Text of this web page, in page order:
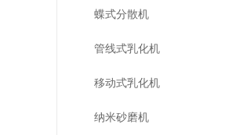
蝶式分散机
管线式乳化机
移动式乳化机
纳米砂磨机